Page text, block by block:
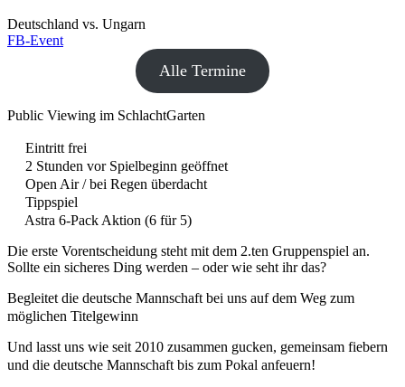
Deutschland vs. Ungarn
FB-Event
Alle Termine
Public Viewing im SchlachtGarten
Eintritt frei
2 Stunden vor Spielbeginn geöffnet
Open Air / bei Regen überdacht
Tippspiel
Astra 6-Pack Aktion (6 für 5)
Die erste Vorentscheidung steht mit dem 2.ten Gruppenspiel an.
Sollte ein sicheres Ding werden – oder wie seht ihr das?
Begleitet die deutsche Mannschaft bei uns auf dem Weg zum
möglichen Titelgewinn
Und lasst uns wie seit 2010 zusammen gucken, gemeinsam fiebern
und die deutsche Mannschaft bis zum Pokal anfeuern!